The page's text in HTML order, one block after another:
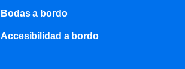
Bodas a bordo
Accesibilidad a bordo